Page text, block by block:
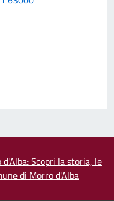
Scopri la storia, le
di Morro d'Alba